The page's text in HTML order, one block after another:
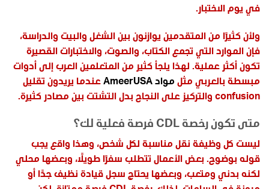
في يوم الاختبار.
ولأن كثيرًا من المتقدمين يوازنون بين الشغل والبيت والدراسة،
فإن الموارد التي تجمع الكتاب، والصوت، والاختبارات القصيرة
تكون أكثر عملية. لهذا يلجأ كثير من المتعلمين العرب إلى أدوات
مبسطة بالعربي مثل مواد AmeerUSA
عندما يريدون تقليل
confusion والتركيز على النجاح بدل التشتت بين مصادر كثيرة.
متى تكون رخصة CDL فرصة فعلية لك؟
ليست كل وظيفة نقل مناسبة لكل شخص، وهذا واقع يجب
قوله بوضوح. بعض الأعمال تتطلب سفرًا طويلًا، وبعضها محلي
لكنه بدني ومتعب، وبعضها يحتاج سجل قيادة نظيف جدًا أو